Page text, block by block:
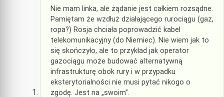
Nie mam linka, ale żądanie jest całkiem rozsądne.
Pamiętam że wzdłuż działającego rurociągu (gaz,
ropa?) Rosja chciała poprowadzić kabel
telekomunikacyjny (do Niemiec). Nie wiem jak to
się skończyło, ale to przykład jak operator
gazociągu może budować alternatywną
infrastrukturę obok rury i w przypadku
eksterytorialności nie musi pytać nikogo o
zgodę. Jest na „swoim”.